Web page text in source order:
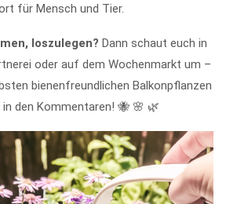
für Mensch und Tier.
loszulegen? Dann schaut euch in
oder auf dem Wochenmarkt um –
bienenfreundlichen Balkonpflanzen
den Kommentaren! 🐝 🌸 🌿